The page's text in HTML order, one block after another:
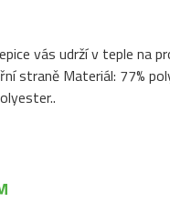
vás udrží v teple na
straně Materiál: 77%